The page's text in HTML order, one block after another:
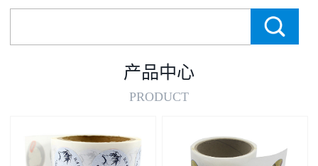
产品中心
PRODUCT